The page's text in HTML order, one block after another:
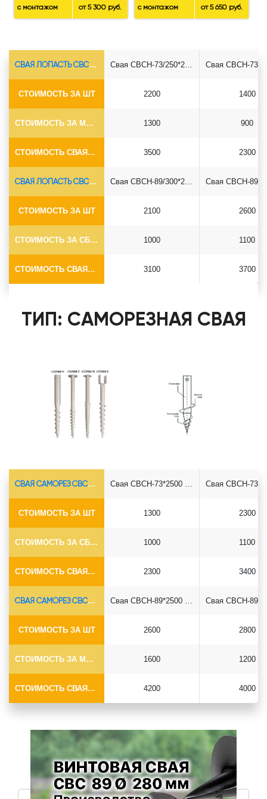
с монтажом от 5 300 руб. с монтажом от 5 650 руб.
СВАЯ ЛОПАСТЬ СВСН-Ø73*5.5
СТОИМОСТЬ ЗА ШТ
СТОИМОСТЬ ЗА МОНТАЖ
СТОИМОСТЬ СВАЯ+СБОРКА (БЕЗ ОГОЛОВКА)
Свая СВСН-73/250*2500
2200
1300
3500
1400
900
2300
СВАЯ ЛОПАСТЬ СВСН-Ø89*6.5
СТОИМОСТЬ ЗА ШТ
СТОИМОСТЬ ЗА СБОРКУ
СТОИМОСТЬ СВАЯ+СБОРКА (БЕЗ ОГОЛОВКА)
Свая СВСН-89/300*2500
2100
1000
3100
2600
1100
3700
ТИП: САМОРЕЗНАЯ СВАЯ
СВАЯ САМОРЕЗ СВСН-Ø73*5.5
СТОИМОСТЬ ЗА ШТ
СТОИМОСТЬ ЗА СБОРКУ
СТОИМОСТЬ СВАЯ+СБОРКА (БЕЗ ОГОЛОВКА)
Свая СВСН-73*2500 саморез
1300
1000
2300
2300
1100
3400
СВАЯ САМОРЕЗ СВСН-Ø89*6.5
СТОИМОСТЬ ЗА ШТ
СТОИМОСТЬ ЗА МОНТАЖ
СТОИМОСТЬ СВАЯ+МОНТАЖ (БЕЗ ОГОЛОВКА)
Свая СВСН-89*2500 саморез
2600
1600
4200
2800
1200
4000